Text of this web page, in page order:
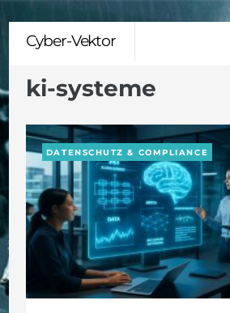
Cyber-Vektor
ki-systeme
DATENSCHUTZ & COMPLIANCE